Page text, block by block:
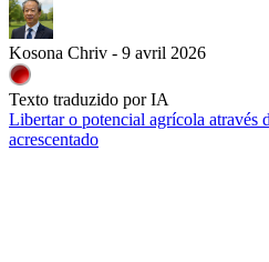
Kosona Chriv - 9 avril 2026
Texto traduzido por IA
Libertar o potencial agrícola através
acrescentado